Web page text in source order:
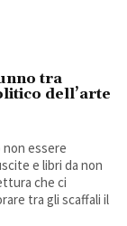
tra
dell’arte
essere
e libri da non
che ci
tra gli scaffali il